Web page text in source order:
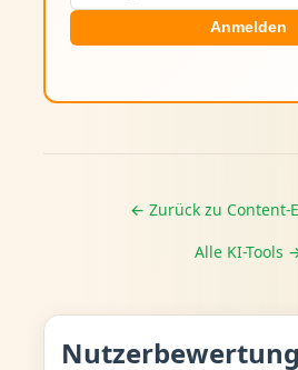
Anmelden
← Zurück zu Content-
Alle KI-Tools